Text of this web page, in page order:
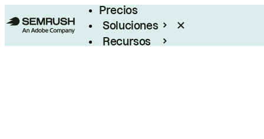
Precios
Soluciones
Recursos